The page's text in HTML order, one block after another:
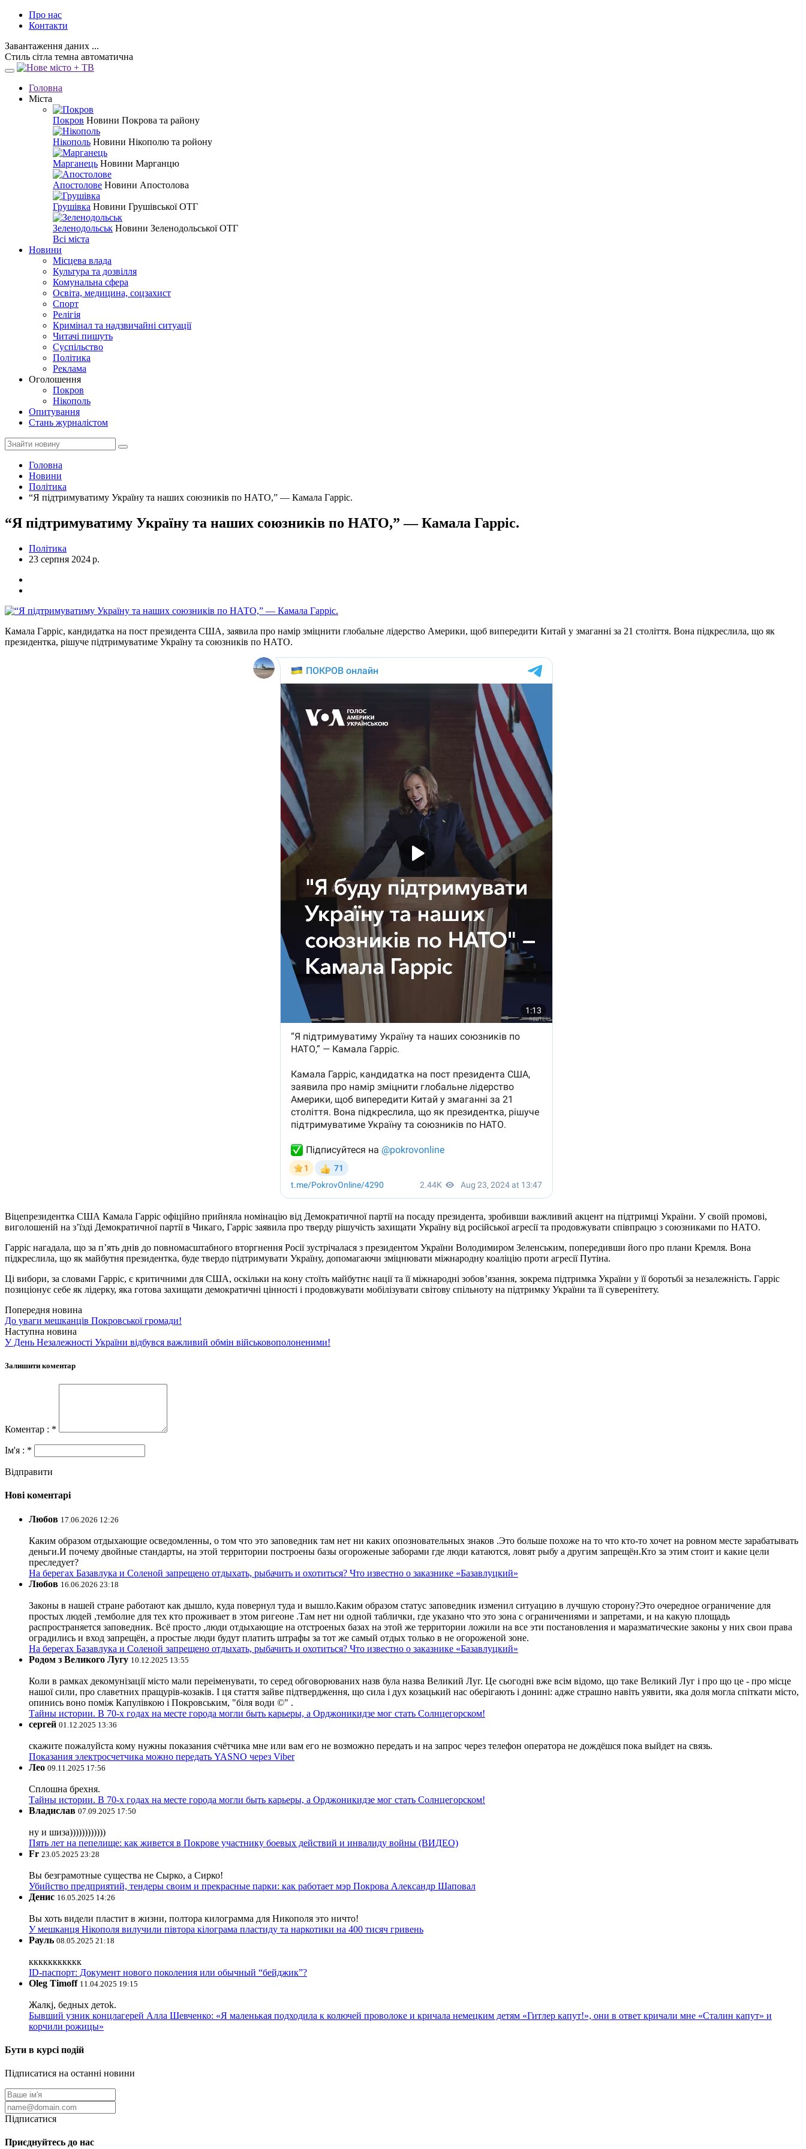
Про нас
Контакти
Завантаження даних ...
Стиль сітла темна автоматична
Головна
Міста
Покров Новини Покрова та району
Нікополь Новини Нікополю та ройону
Марганець Новини Марганцю
Апостолове Новини Апостолова
Грушівка Новини Грушівської ОТГ
Зеленодольськ Новини Зеленодольської ОТГ
Всі міста
Новини
Місцева влада
Культура та дозвілля
Комунальна сфера
Освіта, медицина, соцзахист
Спорт
Релігія
Кримінал та надзвичайні ситуації
Читачі пишуть
Суспільство
Політика
Реклама
Оголошення
Покров
Нікополь
Опитування
Стань журналістом
Головна
Новини
Політика
“Я підтримуватиму Україну та наших союзників по НАТО,” — Камала Гарріс.
“Я підтримуватиму Україну та наших союзників по НАТО,” — Камала Гарріс.
Політика
23 серпня 2024 р.
Камала Гарріс, кандидатка на пост президента США, заявила про намір зміцнити глобальне лідерство Америки, щоб випередити Китай у змаганні за 21 століття. Вона підкреслила, що як
президентка, рішуче підтримуватиме Україну та союзників по НАТО.
Віцепрезидентка США Камала Гарріс офіційно прийняла номінацію від Демократичної партії на посаду президента, зробивши важливий акцент на підтримці України. У своїй промові,
виголошеній на з’їзді Демократичної партії в Чикаго, Гарріс заявила про тверду рішучість захищати Україну від російської агресії та продовжувати співпрацю з союзниками по НАТО.
Гарріс нагадала, що за п’ять днів до повномасштабного вторгнення Росії зустрічалася з президентом України Володимиром Зеленським, попередивши його про плани Кремля. Вона
підкреслила, що як майбутня президентка, буде твердо підтримувати Україну, допомагаючи зміцнювати міжнародну коаліцію проти агресії Путіна.
Ці вибори, за словами Гарріс, є критичними для США, оскільки на кону стоїть майбутнє нації та її міжнародні зобов’язання, зокрема підтримка України у її боротьбі за незалежність. Гарріс
позиціонує себе як лідерку, яка готова захищати демократичні цінності і продовжувати мобілізувати світову спільноту на підтримку України та її суверенітету.
Попередня новина
До уваги мешканців Покровської громади!
Наступна новина
У День Незалежності України відбувся важливий обмін військовополоненими!
Залишити коментар
Коментар : *
Ім'я : *
Відправити
Нові коментарі
Любов 17.06.2026 12:26
Каким образом отдыхающие осведомленны, о том что это заповедник там нет ни каких опозновательных знаков .Это больше похоже на то что кто-то хочет на ровном месте зарабатывать
деньги.И почему двойные стандарты, на этой территории построены базы огороженые заборами где люди катаются, ловят рыбу а другим запрещён.Кто за этим стоит и какие цели
преследует?
На берегах Базавлука и Соленой запрещено отдыхать, рыбачить и охотиться? Что известно о заказнике «Базавлуцкий»
Любов 16.06.2026 23:18
Законы в нашей стране работают как дышло, куда повернул туда и вышло.Каким образом статус заповедник изменил ситуацию в лучшую сторону?Это очередное ограничение для
простых людей ,темболие для тех кто проживает в этом ригеоне .Там нет ни одной таблички, где указано что это зона с ограничениями и запретами, и на какую площадь
распространяется заповедник. Всё просто ,люди отдыхающие на отстроеных базах на этой же территории ложили на все эти постановления и маразматические законы у них свои права
оградились и вход запрещён, а простые люди будут платить штрафы за тот же самый отдых только в не огороженой зоне.
На берегах Базавлука и Соленой запрещено отдыхать, рыбачить и охотиться? Что известно о заказнике «Базавлуцкий»
Родом з Великого Лугу 10.12.2025 13:55
Коли в рамках декомунізації місто мали переіменувати, то серед обговорюваних назв була назва Великий Луг. Це сьогодні вже всім відомо, що таке Великий Луг і про що це - про місце
нашої сили, про славетних пращурів-козаків. І ця стаття зайве підтвердження, що сила і дух козацький нас оберігають і донині: адже страшно навіть уявити, яка доля могла спіткати місто,
опинись воно поміж Капулівкою і Покровським, "біля води ©" .
Тайны истории. В 70-х годах на месте города могли быть карьеры, а Орджоникидзе мог стать Солнцегорском!
сергей 01.12.2025 13:36
скажите пожалуйста кому нужны показания счётчика мне или вам его не возможно передать и на запрос через телефон оператора не дождёшся пока выйдет на связь.
Показания электросчетчика можно передать YASNO через Viber
Лео 09.11.2025 17:56
Сплошна брехня.
Тайны истории. В 70-х годах на месте города могли быть карьеры, а Орджоникидзе мог стать Солнцегорском!
Владислав 07.09.2025 17:50
ну и шиза))))))))))))
Пять лет на пепелище: как живется в Покрове участнику боевых действий и инвалиду войны (ВИДЕО)
Fr 23.05.2025 23:28
Вы безграмотные существа не Сырко, а Сирко!
Убийство предприятий, тендеры своим и прекрасные парки: как работает мэр Покрова Александр Шаповал
Денис 16.05.2025 14:26
Вы хоть видели пластит в жизни, полтора килограмма для Никополя это ничто!
У мешканця Нікополя вилучили півтора кілограма пластиду та наркотики на 400 тисяч гривень
Рауль 08.05.2025 21:18
ккккккккккк
ID-паспорт: Документ нового поколения или обычный “бейджик”?
Oleg Timoff 11.04.2025 19:15
Жалкj, бедных детok.
Бывший узник концлагерей Алла Шевченко: «Я маленькая подходила к колючей проволоке и кричала немецким детям «Гитлер капут!», они в ответ кричали мне «Сталин капут» и
корчили рожицы»
Бути в курсі подій
Підписатися на останні новини
Підписатися
Приєднуйтесь до нас